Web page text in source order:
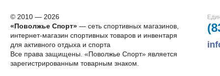
© 2010 — 2026
«Поволжье Спорт»— сеть спортивных магазинов,
интернет-магазин спортивных товаров и инвентаря
для активного отдыха и спорта
Все права защищены. «Поволжье Спорт» является
зарегистрированным товарным знаком.